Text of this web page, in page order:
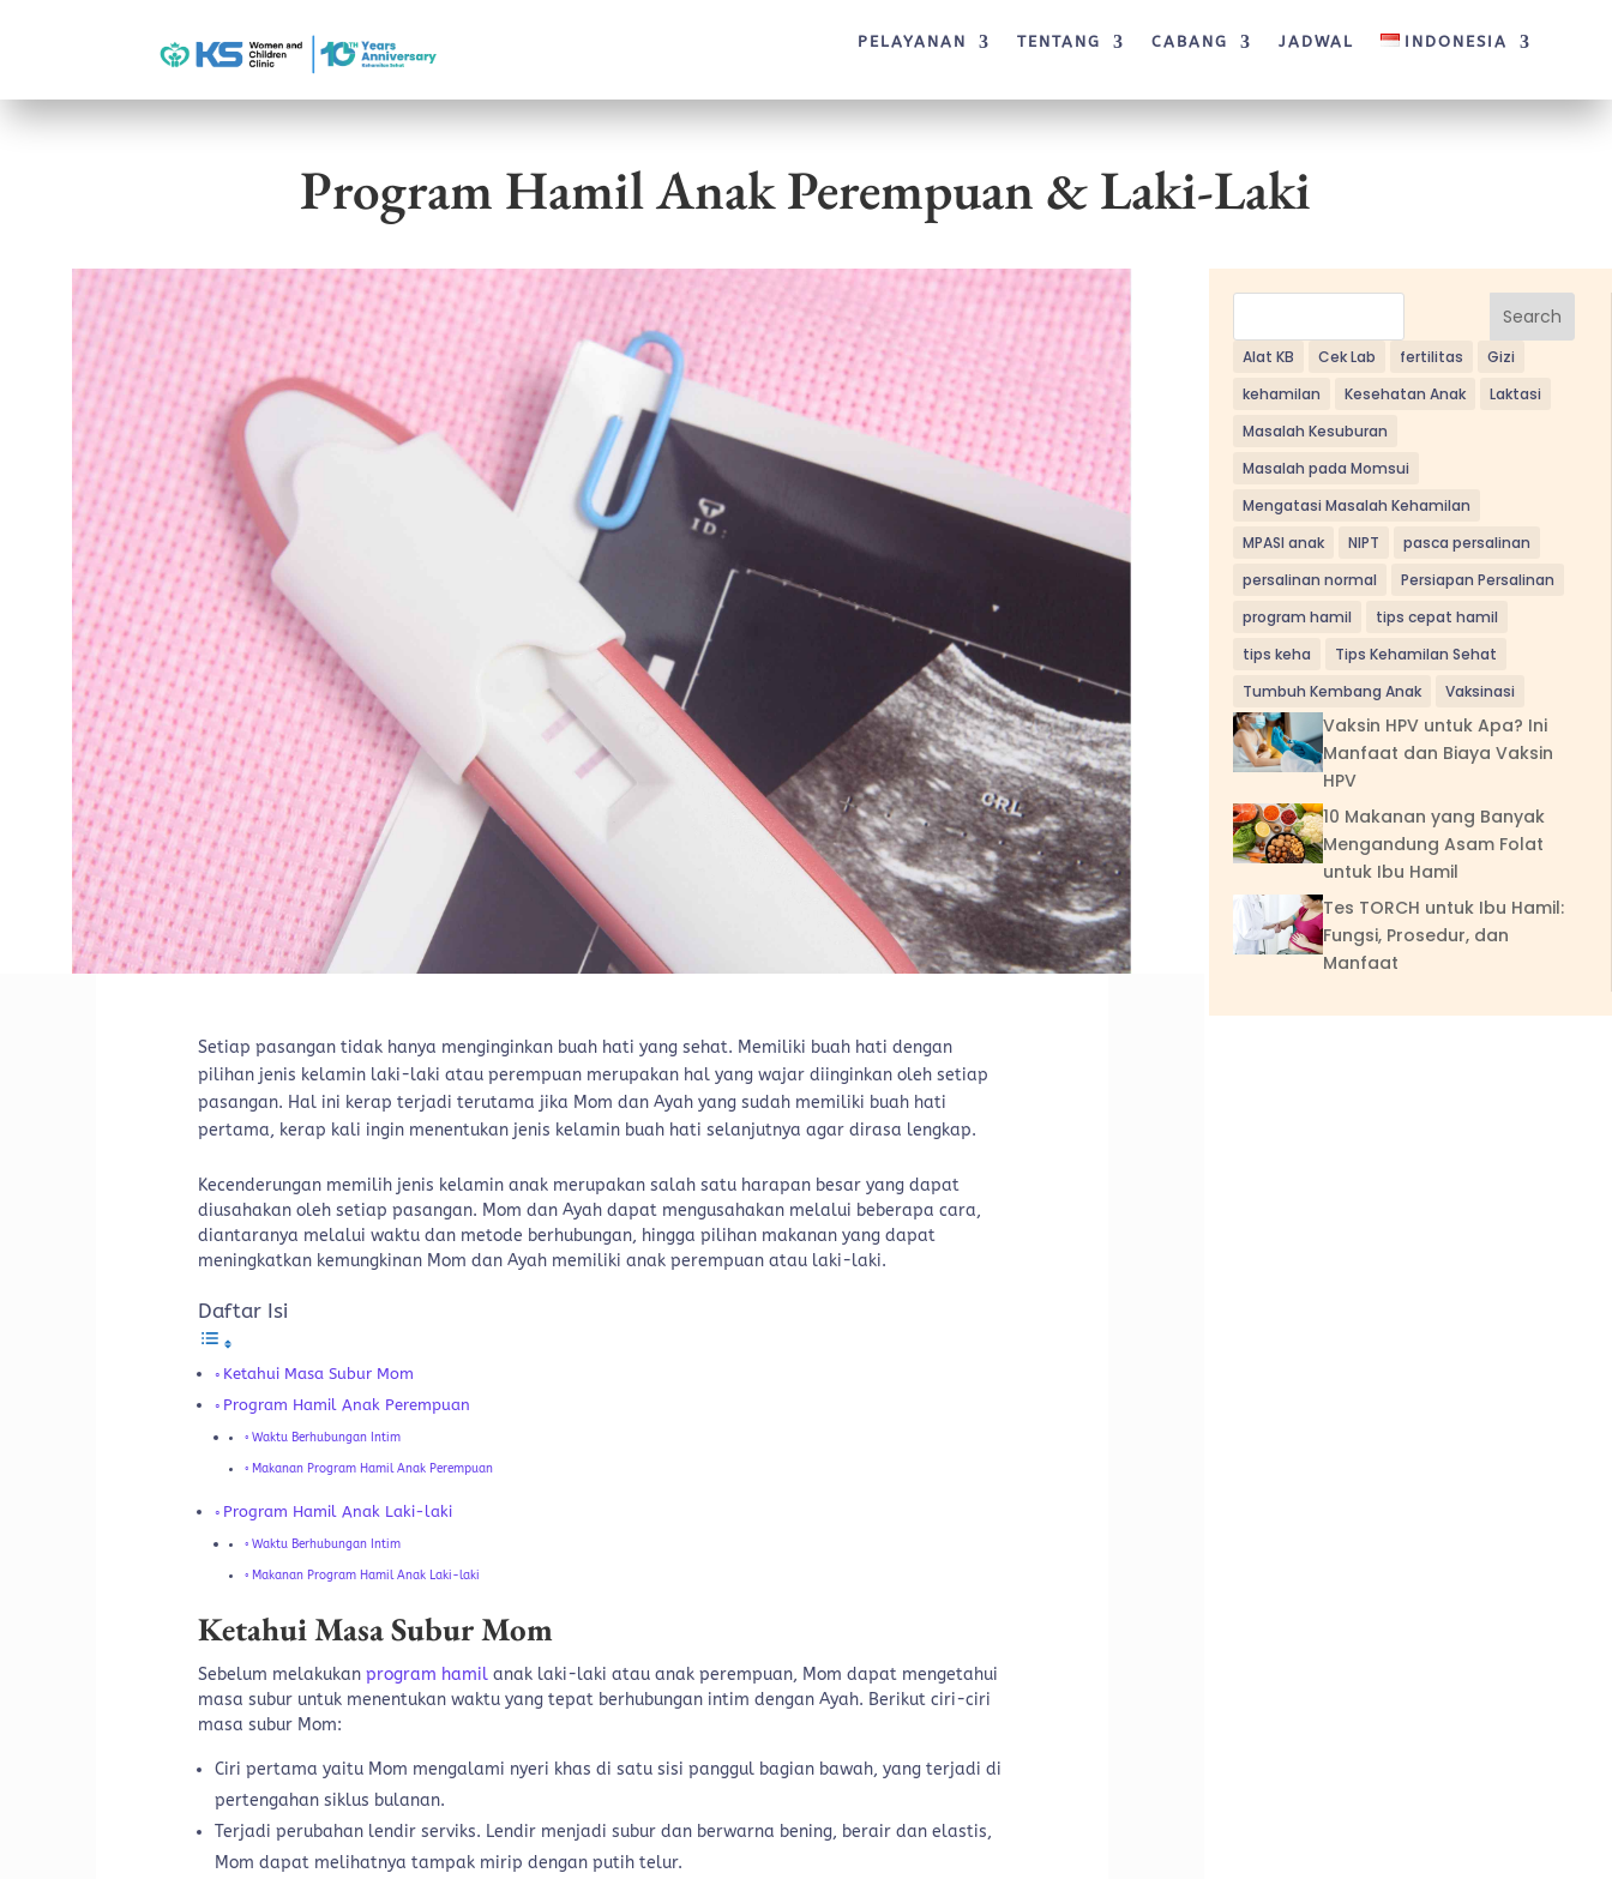
PELAYANAN TENTANG CABANG JADWAL INDONESIA
Program Hamil Anak Perempuan & Laki-Laki
Setiap pasangan tidak hanya menginginkan buah hati yang sehat. Memiliki buah hati dengan
pilihan jenis kelamin laki-laki atau perempuan merupakan hal yang wajar diinginkan oleh setiap
pasangan. Hal ini kerap terjadi terutama jika Mom dan Ayah yang sudah memiliki buah hati
pertama, kerap kali ingin menentukan jenis kelamin buah hati selanjutnya agar dirasa lengkap.
Kecenderungan memilih jenis kelamin anak merupakan salah satu harapan besar yang dapat
diusahakan oleh setiap pasangan. Mom dan Ayah dapat mengusahakan melalui beberapa cara,
diantaranya melalui waktu dan metode berhubungan, hingga pilihan makanan yang dapat
meningkatkan kemungkinan Mom dan Ayah memiliki anak perempuan atau laki-laki.
Daftar Isi
Ketahui Masa Subur Mom
Program Hamil Anak Perempuan
Waktu Berhubungan Intim
Makanan Program Hamil Anak Perempuan
Program Hamil Anak Laki-laki
Waktu Berhubungan Intim
Makanan Program Hamil Anak Laki-laki
Ketahui Masa Subur Mom
Sebelum melakukan program hamilanak laki-laki atau anak perempuan, Mom dapat mengetahui
masa subur untuk menentukan waktu yang tepat berhubungan intim dengan Ayah. Berikut ciri-ciri
masa subur Mom:
Ciri pertama yaitu Mom mengalami nyeri khas di satu sisi panggul bagian bawah, yang terjadi di
pertengahan siklus bulanan.
Terjadi perubahan lendir serviks. Lendir menjadi subur dan berwarna bening, berair dan elastis,
Mom dapat melihatnya tampak mirip dengan putih telur.
Search
Alat KB Cek Lab fertilitas
Gizi
kehamilan
Kesehatan Anak
Laktasi
Masalah Kesuburan
Masalah pada Momsui
Mengatasi Masalah Kehamilan
MPASI anak
NIPT
pasca persalinan
persalinan normal
Persiapan Persalinan
program hamil
tips cepat hamil
tips keha
Tips Kehamilan Sehat
Tumbuh Kembang Anak
Vaksinasi
Vaksin HPV untuk Apa? Ini
Manfaat dan Biaya Vaksin
HPV
10 Makanan yang Banyak
Mengandung Asam Folat
untuk Ibu Hamil
Tes TORCH untuk Ibu Hamil:
Fungsi, Prosedur, dan
Manfaat